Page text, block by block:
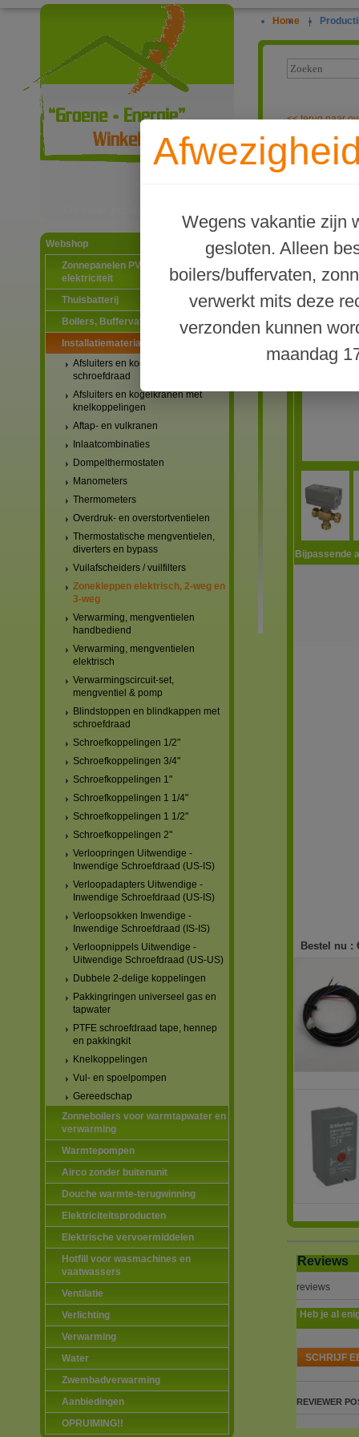
Webshop
Zonnepanelen PV-systemen
elektriciteit
Thuisbatterij
Boilers, Buffervaten en toebehoren
Installatiematerialen
Afsluiters en kogelkranen met
schroefdraad
Afsluiters en kogelkranen met
knelkoppelingen
Aftap- en vulkranen
Inlaatcombinaties
Dompelthermostaten
Manometers
Thermometers
Overdruk- en overstortventielen
Thermostatische mengventielen,
diverters en bypass
Vuilafscheiders / vuilfilters
Zonekleppen elektrisch, 2-weg en
3-weg
Verwarming, mengventielen
handbediend
Verwarming, mengventielen
elektrisch
Verwarmingscircuit-set,
mengventiel & pomp
Blindstoppen en blindkappen met
schroefdraad
Schroefkoppelingen 1/2"
Schroefkoppelingen 3/4"
Schroefkoppelingen 1"
Schroefkoppelingen 1 1/4"
Schroefkoppelingen 1 1/2"
Schroefkoppelingen 2"
Verloopringen Uitwendige -
Inwendige Schroefdraad (US-IS)
Verloopadapters Uitwendige -
Inwendige Schroefdraad (US-IS)
Verloopsokken Inwendige -
Inwendige Schroefdraad (IS-IS)
Verloopnippels Uitwendige -
Uitwendige Schroefdraad (US-US)
Dubbele 2-delige koppelingen
Pakkingringen universeel gas en
tapwater
PTFE schroefdraad tape, hennep
en pakkingkit
Knelkoppelingen
Vul- en spoelpompen
Gereedschap
Zonneboilers voor warmtapwater en
verwarming
Warmtepompen
Airco zonder buitenunit
Douche warmte-terugwinning
Elektriciteitsproducten
Elektrische vervoermiddelen
Hotfill voor wasmachines en
vaatwassers
Ventilatie
Verlichting
Verwarming
Water
Zwembadverwarming
Aanbiedingen
OPRUIMING!!
Home |
Wegens vakantie zijn
gesloten. Alleen
boilers/buffervaten,
verwerkt mits deze
verzonden kunnen
maandag
<<terug naar
SferaTec
Bestel nu :
Bijpassende
Reviews
reviews
Heb je al
SCHRIJF
REVIEWER